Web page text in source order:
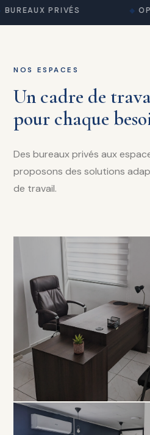
PRIVÉS
NOS ESPACES
Un cadre de
pour chaque
Des bureaux privés aux
proposons des solutions
de travail.
EXCLUSIVITÉ